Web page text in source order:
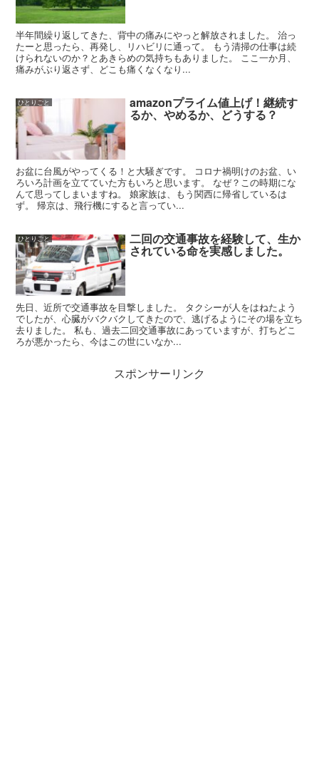
半年間繰り返してきた、背中の痛みにやっと解放されました。 治っ
たーと思ったら、再発し、リハビリに通って。 もう清掃の仕事は続
けられないのか？とあきらめの気持ちもありました。 ここ一か月、
痛みがぶり返さず、どこも痛くなくなり...
ひとりごと amazonプライム値上げ！継続す
るか、やめるか、どうする？
お盆に台風がやってくる！と大騒ぎです。 コロナ禍明けのお盆、い
ろいろ計画を立てていた方もいろと思います。 なぜ？この時期にな
んて思ってしまいますね。 娘家族は、もう関西に帰省しているは
ず。 帰京は、飛行機にすると言ってい...
ひとりごと 二回の交通事故を経験して、生か
されている命を実感しました。
先日、近所で交通事故を目撃しました。 タクシーが人をはねたよう
でしたが、心臓がバクバクしてきたので、逃げるようにその場を立ち
去りました。 私も、過去二回交通事故にあっていますが、打ちどこ
ろが悪かったら、今はこの世にいなか...
スポンサーリンク